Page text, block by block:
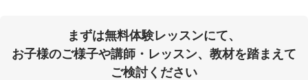
まずは無料体験レッスンにて、
お子様のご様子や講師・レッスン、教材を踏まえて
ご検討ください